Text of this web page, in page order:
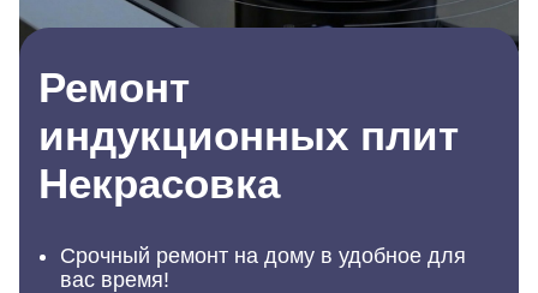
Ремонт
индукционных плит
Некрасовка
Срочный ремонт на дому в удобное для
вас время!